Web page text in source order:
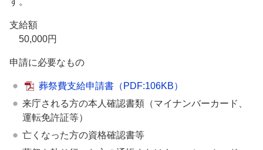
支給額
50,000円
申請に必要なもの
葬祭費支給申請書 （PDF:106KB）
来庁される方の本人確認書類（マイナンバーカード、
運転免許証等）
亡くなった方の資格確認書等